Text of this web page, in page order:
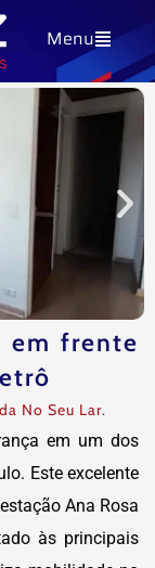
Menu
em frente
No Seu Lar.
em um dos
Este excelente
Ana Rosa
às principais